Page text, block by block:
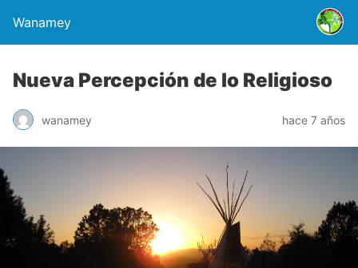
Wanamey
Nueva Percepción de lo Religioso
wanamey hace 7 años